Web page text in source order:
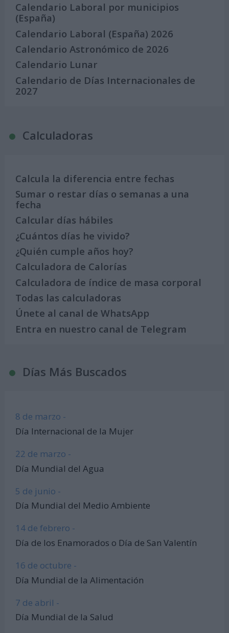
Calendario Laboral por municipios
(España)
Calendario Laboral (España) 2026
Calendario Astronómico de 2026
Calendario Lunar
Calendario de Días Internacionales de
2027
Calculadoras
Calcula la diferencia entre fechas
Sumar o restar días o semanas a una
fecha
Calcular días hábiles
¿Cuántos días he vivido?
¿Quién cumple años hoy?
Calculadora de Calorías
Calculadora de índice de masa corporal
Todas las calculadoras
Únete al canal de WhatsApp
Entra en nuestro canal de Telegram
Días Más Buscados
8 de marzo -
Día Internacional de la Mujer
22 de marzo -
Día Mundial del Agua
5 de junio -
Día Mundial del Medio Ambiente
14 de febrero -
Día de los Enamorados o Día de San Valentín
16 de octubre -
Día Mundial de la Alimentación
7 de abril -
Día Mundial de la Salud